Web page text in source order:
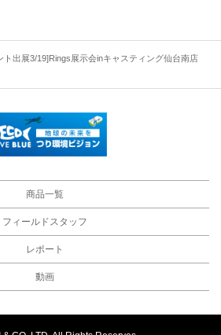
ト出展3/19]Rings展示会inキャスティング仙台南店
商品一覧
フィールドスタッフ
レポート
動画